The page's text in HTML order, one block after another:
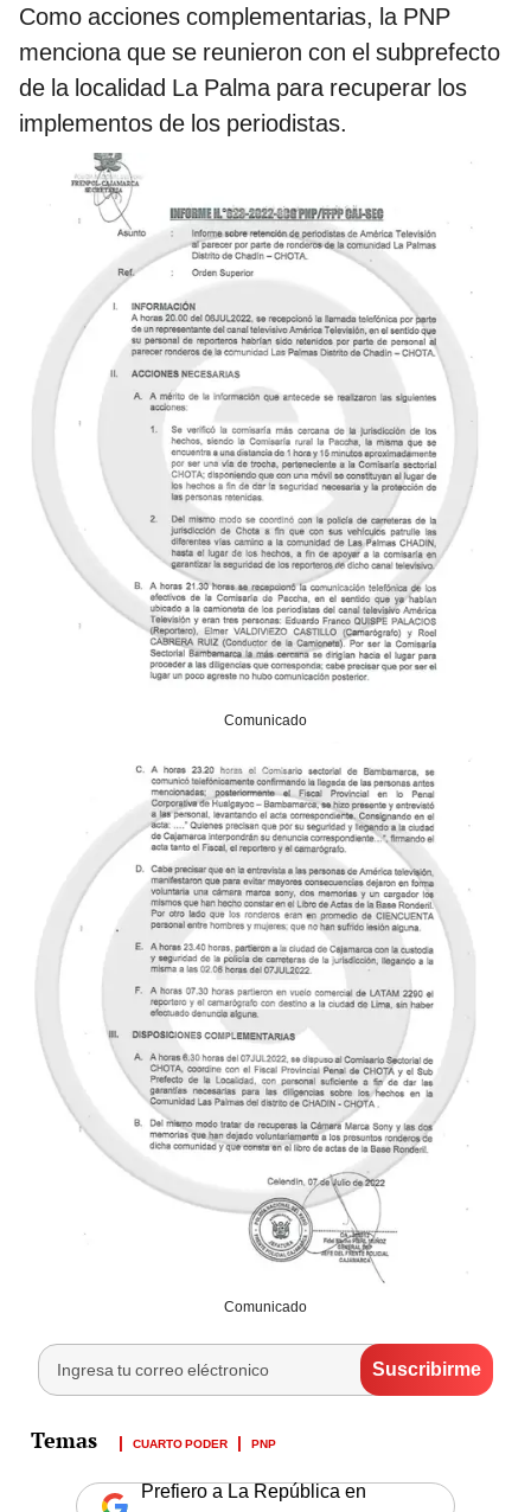
Como acciones complementarias, la PNP
menciona que se reunieron con el subprefecto
de la localidad La Palma para recuperar los
implementos de los periodistas.
Comunicado
Comunicado
CUARTO PODER PNP
Prefiero a La República en